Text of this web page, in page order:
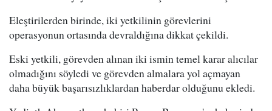
Eleştirilerden birinde, iki yetkilinin görevlerini
operasyonun ortasında devraldığına dikkat çekildi.
Eski yetkili, görevden alınan iki ismin temel karar alıcılar
olmadığını söyledi ve görevden almalara yol açmayan
daha büyük başarısızlıklardan haberdar olduğunu ekledi.